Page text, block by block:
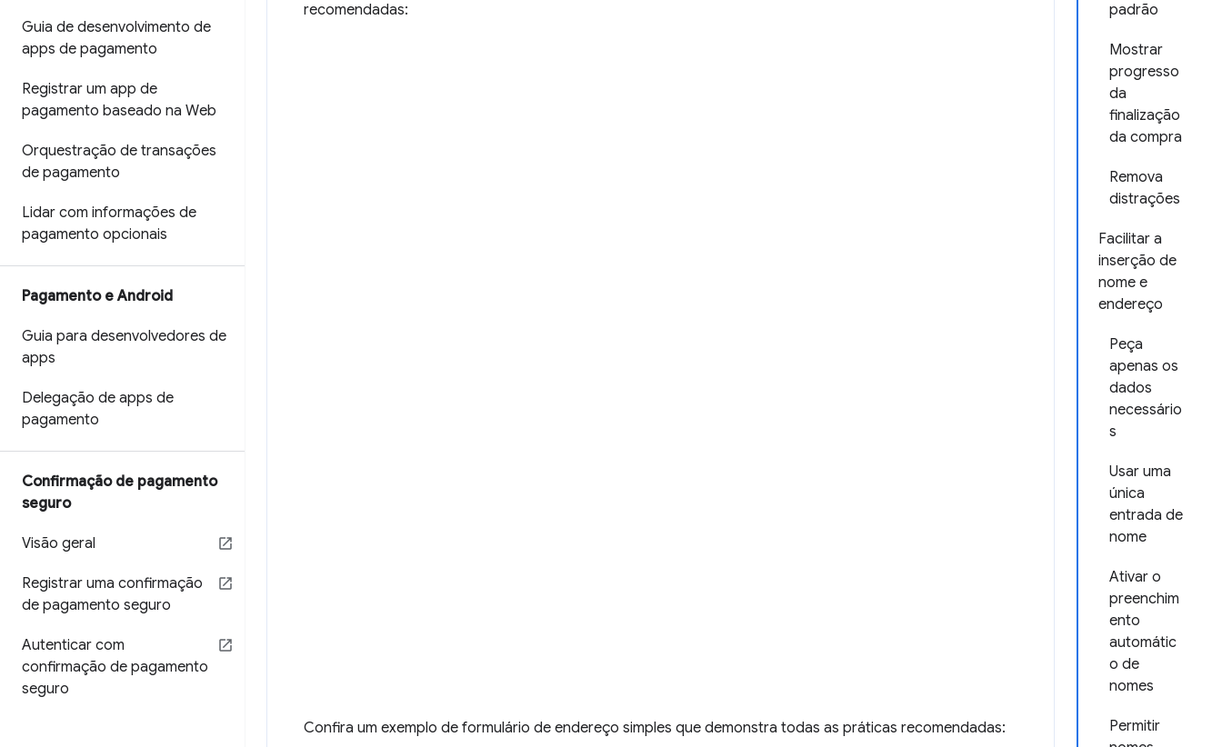
Guia de desenvolvimento de
apps de pagamento
Registrar um app de
pagamento baseado na Web
Orquestração de transações
de pagamento
Lidar com informações de
pagamento opcionais
Pagamento e Android
Guia para desenvolvedores de
apps
Delegação de apps de
pagamento
Confirmação de pagamento
seguro
Visão geral
Registrar uma confirmação
de pagamento seguro
Autenticar com
confirmação de pagamento
seguro
padrão
Mostrar
progresso
da
finalização
da compra
Remova
distrações
Facilitar a
inserção de
nome e
endereço
Peça
apenas os
dados
necessário
s
Usar uma
única
entrada de
nome
Ativar o
preenchim
ento
automátic
o de
nomes
Permitir
recomendadas:
Confira um exemplo de formulário de endereço simples que demonstra todas as práticas recomendadas: